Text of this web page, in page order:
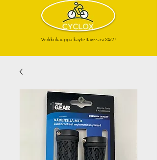
Verkkokauppa käytettävissäsi 24/7!